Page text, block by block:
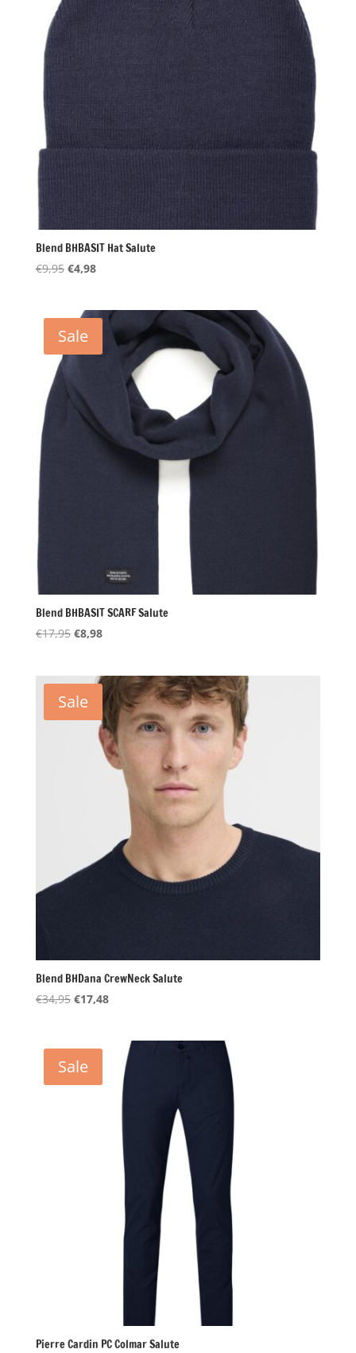
Blend BHBASIT Hat Salute
€9,95 Oorspronkelijke
€9,95.
€4,98Huidige
€4,98.
Sale
Blend BHBASIT SCARF Salute
€17,95 Oorspronkelijke
€17,95.
€8,98Huidige
€8,98.
Sale
Blend BHDana CrewNeck Salute
€34,95 Oorspronkelijke
€34,95.
€17,48Huidige
€17,48.
Sale
Pierre Cardin PC Colmar Salute